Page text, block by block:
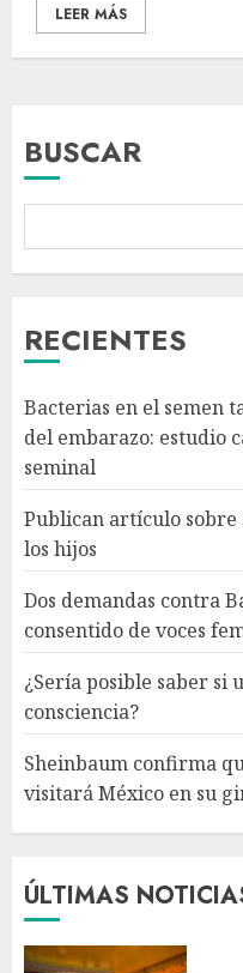
LEER MÁS
BUSCAR
RECIENTES
Bacterias en el semen
del embarazo: estudio
seminal
Publican artículo sobre
los hijos
Dos demandas contra
consentido de voces
¿Sería posible saber
consciencia?
Sheinbaum confirma
visitará México en su
ÚLTIMAS
3
4
5
1